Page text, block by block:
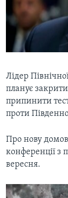
СУСПІЛЬСТВО
ЕКОНОМІКА
ІСТОРІЇ
ЧАС-TIME
СТУДІЯ
ВІКНО В
ПРАЙМ-ТАЙМ
ENGLISH
МИ В СОЦМЕРЕЖАХ
Мови
Лідер
планує
припинити
проти
Про нову
конференції з
вересня.